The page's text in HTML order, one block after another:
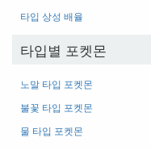
타입 상성 배율
타입별 포켓몬
노말 타입 포켓몬
불꽃 타입 포켓몬
물 타입 포켓몬